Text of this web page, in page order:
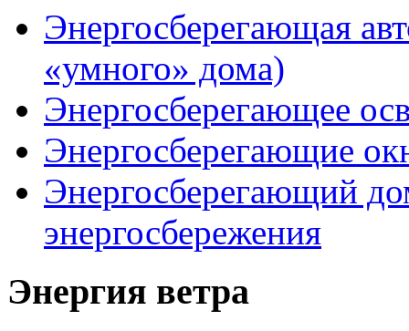
Энергосберегающая
«умного» дома)
Энергосберегающее
Энергосберегающие
Энергосберегающий
энергосбережения
Энергия ветра